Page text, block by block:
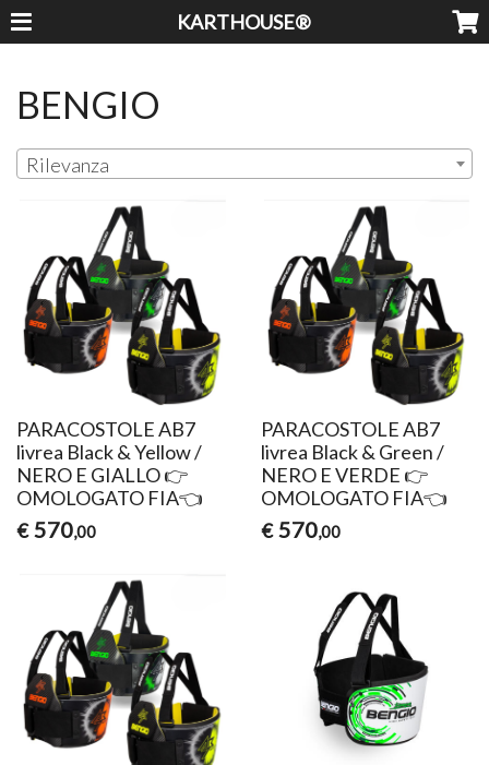
KARTHOUSE®
BENGIO
Rilevanza
PARACOSTOLE AB7
livrea Black & Yellow /
NERO E GIALLO 👉
OMOLOGATO FIA👈
€ 570,00
PARACOSTOLE AB7
livrea Black & Green /
NERO E VERDE 👉
OMOLOGATO FIA👈
€ 570,00